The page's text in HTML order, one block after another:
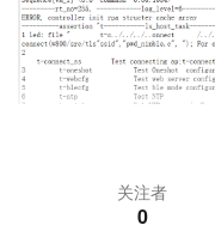
关注者
0